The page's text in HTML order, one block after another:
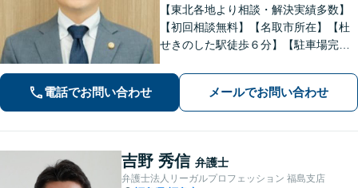
【東北各地より相談・解決実績多数】
【初回相談無料】【名取市所在】【杜
せきのした駅徒歩６分】【駐車場完
日でも早く取り除き、穏やかな日常を
取り戻せるよう尽力いたします。【完
全個室・防音】【プライバシー配慮】
電話でお問い合わせ メールでお問い合わせ
吉野 秀信 弁護士
弁護士法人リーガルプロフェッション 福島支店